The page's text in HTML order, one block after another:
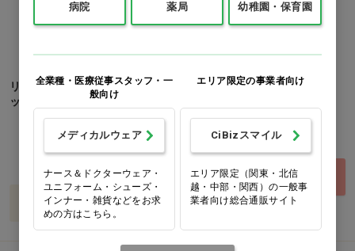
リセラ L字歯間ブラシ 50本パ
ック SS…他
価格：ログイン後表示
バリエーションを見る
Ci フロスピック
1ケース(50本)
価格：ログイン後表示
買い物カゴ
病院 薬局 幼稚園・保育園
全業種・医療従事スタッフ・一
般向け
メディカルウェア
ナース＆ドクターウェア・
ユニフォーム・シューズ・
インナー・雑貨などをお求
めの方はこちら。
エリア限定の事業者向け
CiBizスマイル
エリア限定（関東・北信
越・中部・関西）の一般事
業者向け総合通販サイト